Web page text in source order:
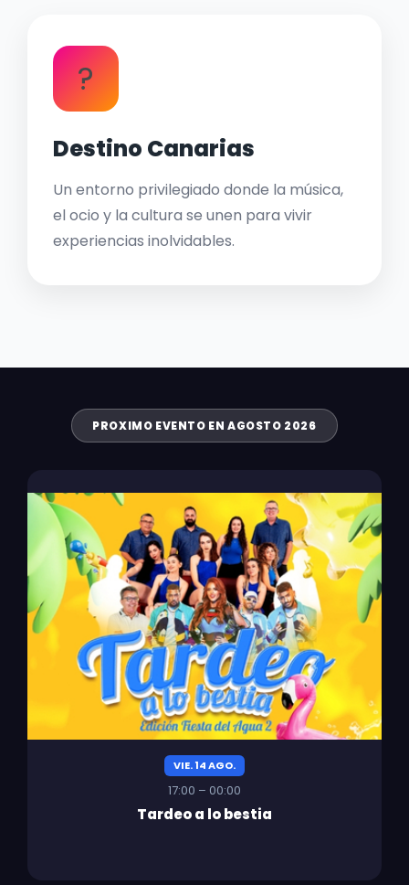
?
Destino Canarias
Un entorno privilegiado donde la música,
el ocio y la cultura se unen para vivir
experiencias inolvidables.
PROXIMO EVENTO EN AGOSTO 2026
VIE. 14 AGO.
17:00 – 00:00
Tardeo a lo bestia